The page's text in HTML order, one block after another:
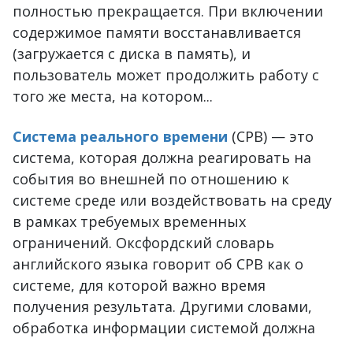
полностью прекращается. При включении
содержимое памяти восстанавливается
(загружается с диска в память), и
пользователь может продолжить работу с
того же места, на котором...
Система реального времени (СРВ) — это
система, которая должна реагировать на
события во внешней по отношению к
системе среде или воздействовать на среду
в рамках требуемых временных
ограничений. Оксфордский словарь
английского языка говорит об СРВ как о
системе, для которой важно время
получения результата. Другими словами,
обработка информации системой должна